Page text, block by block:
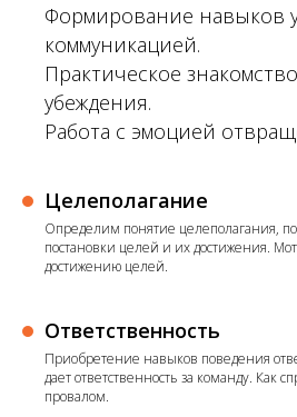
Формирование навыков
коммуникацией.
Практическое
убеждения.
Работа с эмоцией
Целеполагание
Определим понятие целеполагания,
постановки целей и их достижения.
достижению целей.
Ответственность
Приобретение навыков поведения
дает ответственность за команду. Как
провалом.